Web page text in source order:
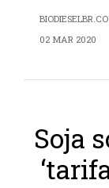
02 MAR 2020
Soja